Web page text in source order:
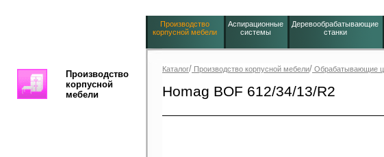
Производство
корпусной мебели
Аспирационные
системы
Деревообрабатывающие
станки
Производство
корпусной
мебели
Каталог/ Производство корпусной мебели/ Обрабатывающие
Homag BOF 612/34/13/R2